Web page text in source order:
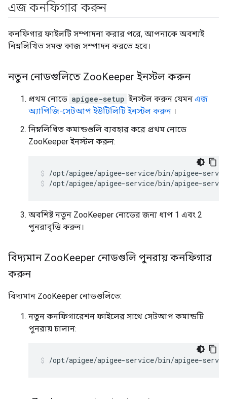
এজ কনফিগার করুন
কনফিগার ফাইলটি সম্পাদনা করার পরে, আপনাকে অবশ্যই
নিম্নলিখিত সমস্ত কাজ সম্পাদন করতে হবে।
নতুন নোডগুলিতে ZooKeeper ইনস্টল করুন
প্রথম নোডে apigee-setup ইনস্টল করুন যেমন এজ
অ্যাপিজি-সেটআপ ইউটিলিটি ইনস্টল করুন ।
নিম্নলিখিত কমান্ডগুলি ব্যবহার করে প্রথম নোডে
ZooKeeper ইনস্টল করুন:
/opt/apigee/apigee-service/bin/apigee-
অবশিষ্ট নতুন ZooKeeper নোডের জন্য ধাপ 1 এবং 2
পুনরাবৃত্তি করুন।
বিদ্যমান ZooKeeper নোডগুলি পুনরায় কনফিগার
করুন
বিদ্যমান ZooKeeper নোডগুলিতে:
নতুন কনফিগারেশন ফাইলের সাথে সেটআপ কমান্ডটি
পুনরায় চালান:
/opt/apigee/apigee-service/bin/apigee-